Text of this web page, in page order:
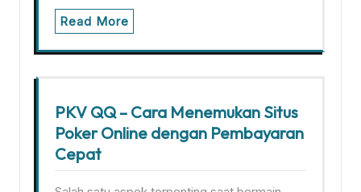
Read More
PKV QQ – Cara Menemukan Situs
Poker Online dengan Pembayaran
Cepat